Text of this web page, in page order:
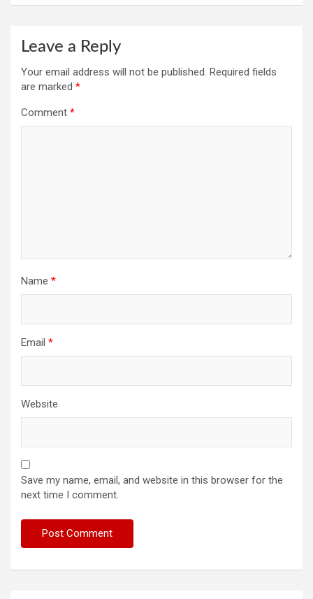
Leave a Reply
Your email address will not be published. Required fields
are marked *
Comment *
Name *
Email *
Website
Save my name, email, and website in this browser for the
next time I comment.